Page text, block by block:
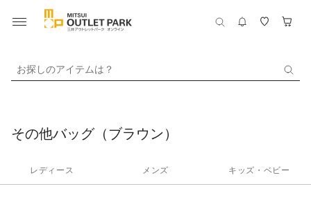
お探しのアイテムは？
その他バッグ（ブラウン）
レディース メンズ キッズ・ベビー